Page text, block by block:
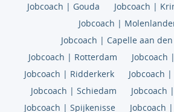
Jobcoach | Gouda
Jobcoach |
Jobcoach |
Jobcoach | Capelle aan den
Jobcoach | Rotterdam
Jobcoach
Jobcoach | Ridderkerk
Jobcoach
Jobcoach | Schiedam
Jobcoach
Jobcoach | Spijkenisse
Jobcoach